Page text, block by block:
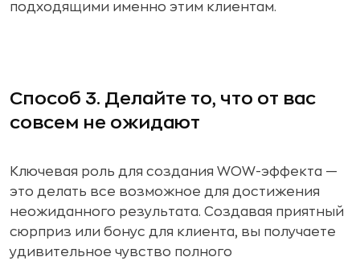
подходящими именно этим клиентам.
Способ 3. Делайте то, что от вас
совсем не ожидают
Ключевая роль для создания WOW-эффекта —
это делать все возможное для достижения
неожиданного результата. Создавая приятный
сюрприз или бонус для клиента, вы получаете
удивительное чувство полного